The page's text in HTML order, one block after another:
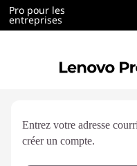
Pro pour les
entreprises
Entrez votre adresse
créer un compte.